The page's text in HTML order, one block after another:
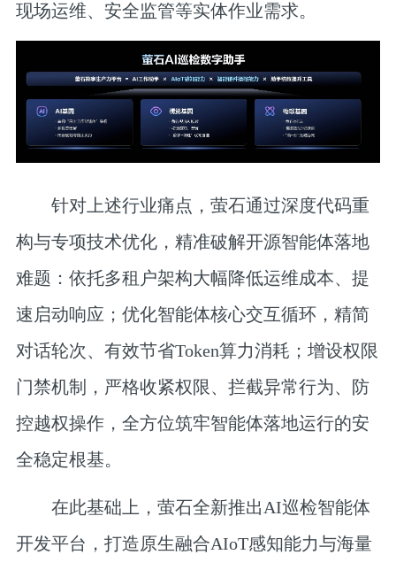
现场运维、安全监管等实体作业需求。
针对上述行业痛点，萤石通过深度代码重
构与专项技术优化，精准破解开源智能体落地
难题：依托多租户架构大幅降低运维成本、提
速启动响应；优化智能体核心交互循环，精简
对话轮次、有效节省Token算力消耗；增设权限
门禁机制，严格收紧权限、拦截异常行为、防
控越权操作，全方位筑牢智能体落地运行的安
全稳定根基。
在此基础上，萤石全新推出AI巡检智能体
开发平台，打造原生融合AIoT感知能力与海量